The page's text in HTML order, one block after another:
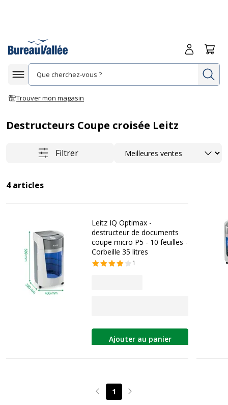
Afficher la navigation
Trouver mon magasin
Me
Destructeurs Coupe croisée Leitz
Filtrer Trier
4 articles
Leitz IQ Optimax -
destructeur de documents
coupe micro P5 - 10 feuilles -
Corbeille 35 litres
1
Ajouter au panier
Page précédente
1 Page suivante